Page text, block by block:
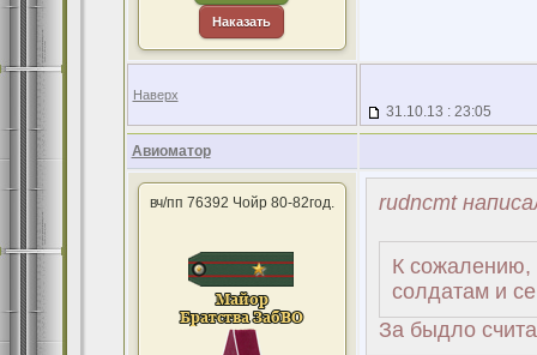
Наказать
Наверх
31.10.13 : 23:05
Авиоматор
вч/пп 76392 Чойр 80-82год. rudncmt
К сожалению,
солдатам и
За быдло